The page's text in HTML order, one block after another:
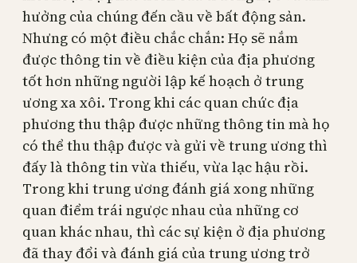
hưởng của chúng đến cầu về bất động sản.
Nhưng có một điều chắc chắn: Họ sẽ nắm
được thông tin về điều kiện của địa phương
tốt hơn những người lập kế hoạch ở trung
ương xa xôi. Trong khi các quan chức địa
phương thu thập được những thông tin mà họ
có thể thu thập được và gửi về trung ương thì
đấy là thông tin vừa thiếu, vừa lạc hậu rồi.
Trong khi trung ương đánh giá xong những
quan điểm trái ngược nhau của những cơ
quan khác nhau, thì các sự kiện ở địa phương
đã thay đổi và đánh giá của trung ương trở